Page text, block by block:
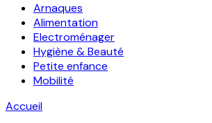
Arnaques
Alimentation
Electroménager
Hygiène & Beauté
Petite enfance
Mobilité
Accueil